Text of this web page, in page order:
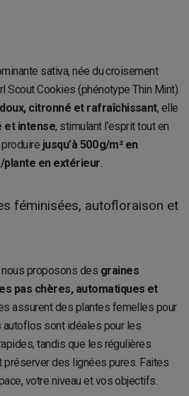
sativa, née du croisement
Scout Cookies (phénotype Thin Mint).
citronné et rafraîchissant, elle
et intense, stimulant l’esprit tout en
jusqu’à 500 g/m² en
plante en extérieur.
féminisées, autofloraison et
nous proposons des graines
pas chères, automatiques et
assurent des plantes femelles pour
autoflos sont idéales pour les
tandis que les régulières
préserver des lignées pures. Faites
votre niveau et vos objectifs.